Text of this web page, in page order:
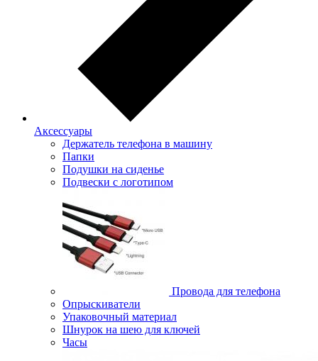
Аксессуары
Держатель телефона в машину
Папки
Подушки на сиденье
Подвески с логотипом
Провода для телефона
Опрыскиватели
Упаковочный материал
Шнурок на шею для ключей
Часы